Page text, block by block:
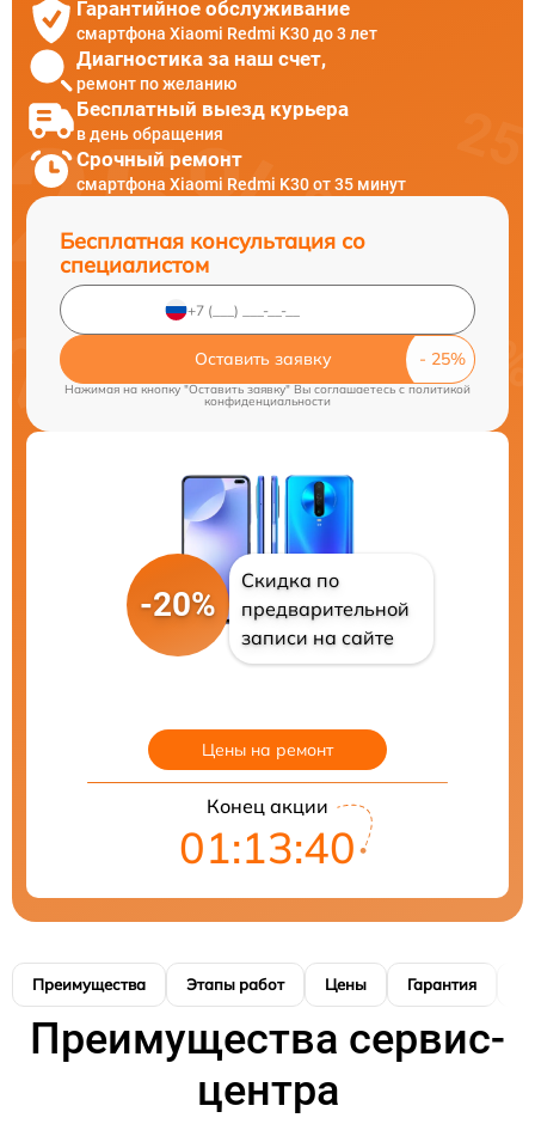
Гарантийное обслуживание
смартфона Xiaomi Redmi K30 до 3 лет
Диагностика за наш счет,
ремонт по желанию
Бесплатный выезд курьера
в день обращения
Срочный ремонт
смартфона Xiaomi Redmi K30 от 35 минут
Бесплатная консультация со
специалистом
Оставить заявку
Нажимая на кнопку "Оставить заявку" Вы соглашаетесь cполитикой
конфиденциальности
-20%
Скидка по
предварительной
записи на сайте
Цены на ремонт
Конец акции
01:13:39
Преимущества Этапы работ Цены Гарантия
Преимущества сервис-
центра